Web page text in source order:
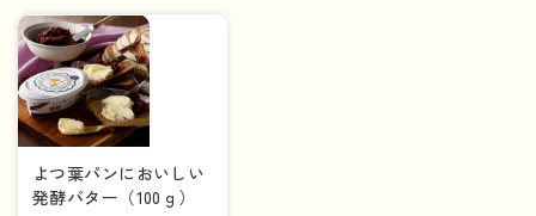
よつ葉パンにおいしい
発酵バター（100ｇ）